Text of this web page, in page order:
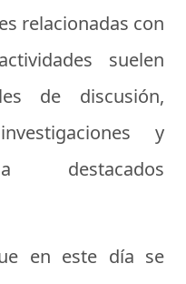
relacionadas con
suelen
de discusión,
y
destacados
en este día se